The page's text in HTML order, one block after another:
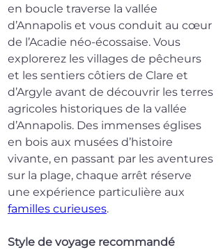
en boucle traverse la vallée
d’Annapolis et vous conduit au cœur
de l’Acadie néo-écossaise. Vous
explorerez les villages de pêcheurs
et les sentiers côtiers de Clare et
d’Argyle avant de découvrir les terres
agricoles historiques de la vallée
d’Annapolis. Des immenses églises
en bois aux musées d’histoire
vivante, en passant par les aventures
sur la plage, chaque arrêt réserve
une expérience particulière aux
familles curieuses.
Style de voyage recommandé